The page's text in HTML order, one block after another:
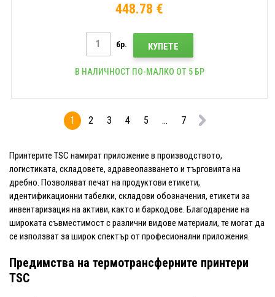
448.78 €
бр. КУПЕТЕ
В НАЛИЧНОСТ ПО-МАЛКО ОТ 5 БР
1 2 3 4 5 ... 7
Принтерите TSC намират приложение в производството,
логистиката, складовете, здравеопазването и търговията на
дребно. Позволяват печат на продуктови етикети,
идентификационни табелки, складови обозначения, етикети за
инвентаризация на активи, както и баркодове. Благодарение на
широката съвместимост с различни видове материали, те могат да
се използват за широк спектър от професионални приложения.
Предимства на термотрансферните принтери
TSC